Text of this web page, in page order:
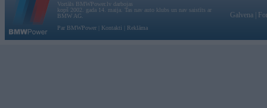
Vortāls BMWPower.lv darbojas
kopš 2002. gada 14. maija. Tas nav auto klubs un nav saistīts ar
BMW AG.
Par BMWPower
Kontakti Reklāma
Galvena